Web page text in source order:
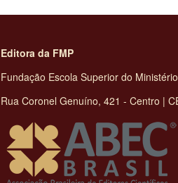
Editora da FMP
Fundação Escola Superior do
Rua Coronel Genuíno, 421 - Centro |